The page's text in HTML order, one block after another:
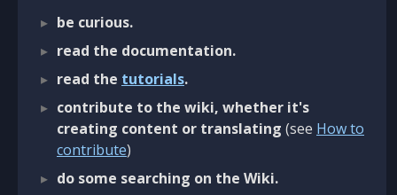
be curious.
read the documentation.
read the tutorials.
contribute to the wiki, whether it's
creating content or translating (see How to
contribute)
do some searching on the Wiki.